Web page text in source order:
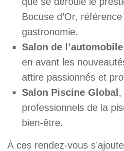
Bocuse d’Or,
gastronomie.
Salon de
en avant les
attire passionnés et
Salon Piscine Global ,
professionnels de la
bien-être.
À ces rendez-vous